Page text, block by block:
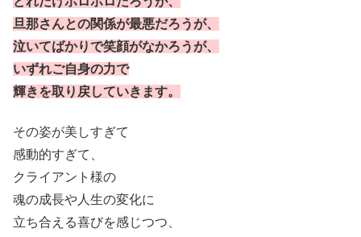
旦那さんとの関係が最悪だろうが、
泣いてばかりで笑顔がなかろうが、
いずれご自身の力で
輝きを取り戻していきます。
その姿が美しすぎて
感動的すぎて、
クライアント様の
魂の成長や人生の変化に
立ち合える喜びを感じつつ、